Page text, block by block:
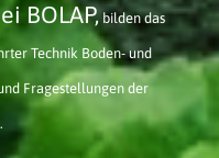
BOLAP,bilden das
Technik Boden- und
Fragestellungen der